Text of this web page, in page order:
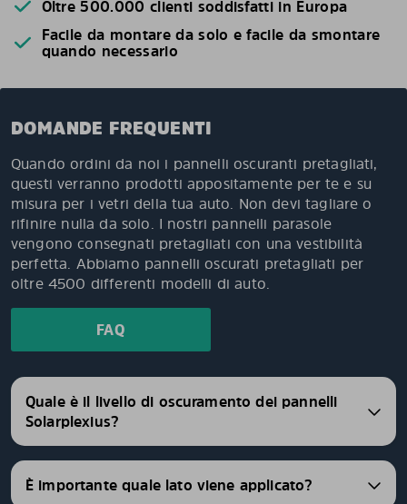
Oltre 500.000 clienti soddisfatti in Europa
Facile da montare da solo e facile da smontare
quando necessario
DOMANDE FREQUENTI
Quando ordini da noi i pannelli oscuranti pretagliati,
questi verranno prodotti appositamente per te e su
misura per i vetri della tua auto. Non devi tagliare o
rifinire nulla da solo. I nostri pannelli parasole
vengono consegnati pretagliati con una vestibilità
perfetta. Abbiamo pannelli oscurati pretagliati per
oltre 4500 differenti modelli di auto.
FAQ
Quale è il livello di oscuramento dei pannelli
Solarplexius?
È importante quale lato viene applicato?